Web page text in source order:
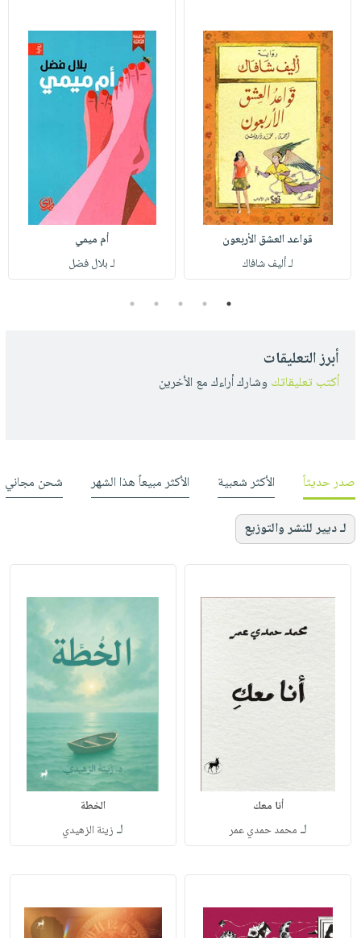
قواعد العشق الأربعون
لـ أليف شافاك
أم ميمي
لـ بلال فضل
1
2
3
4
5
أبرز التعليقات
أكتب تعليقاتك وشارك أراءك مع الأخرين
صدر حديثاً الأكثر شعبية الأكثر مبيعاً هذا الشهر شحن مجاني
لـ ديير للنشر والتوزيع
أنا معك
لـ محمد حمدي عمر
الخطة
لـ زينة الزهيدي